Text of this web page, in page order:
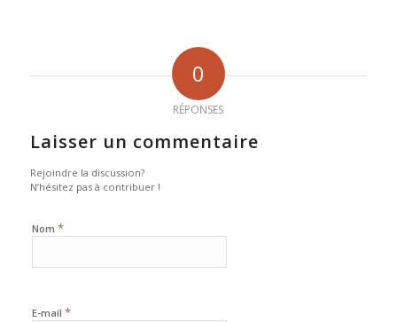
0
RÉPONSES
Laisser un commentaire
Rejoindre la discussion?
N’hésitez pas à contribuer !
Nom *
E-mail *